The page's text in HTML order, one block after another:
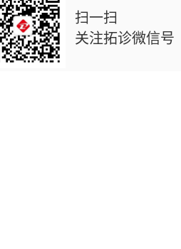
扫一扫
关注拓诊微信号